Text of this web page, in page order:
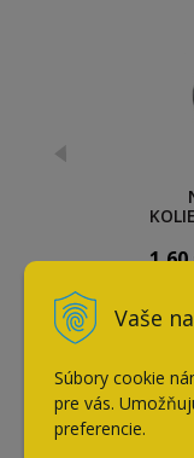
Vaše
Súbory cookie
pre vás.
preferencie.
1,60